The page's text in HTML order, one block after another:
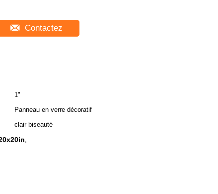
Contactez
1"
Panneau en verre décoratif
clair biseauté
,